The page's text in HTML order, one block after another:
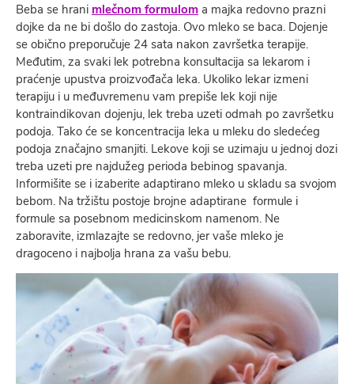
Beba se hrani mlečnom formulom a majka redovno prazni
dojke da ne bi došlo do zastoja. Ovo mleko se baca. Dojenje
se obično preporučuje 24 sata nakon završetka terapije.
Međutim, za svaki lek potrebna konsultacija sa lekarom i
praćenje upustva proizvođača leka. Ukoliko lekar izmeni
terapiju i u međuvremenu vam prepiše lek koji nije
kontraindikovan dojenju, lek treba uzeti odmah po završetku
podoja. Tako će se koncentracija leka u mleku do sledećeg
podoja značajno smanjiti. Lekove koji se uzimaju u jednoj dozi
treba uzeti pre najdužeg perioda bebinog spavanja.
Informišite se i izaberite adaptirano mleko u skladu sa svojom
bebom. Na tržištu postoje brojne adaptirane formule i
formule sa posebnom medicinskom namenom. Ne
zaboravite, izmlazajte se redovno, jer vaše mleko je
dragoceno i najbolja hrana za vašu bebu.